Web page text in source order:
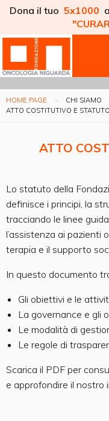
Dona il tuo 5x1000
HOME PAGE CHI SIAMO
ATTO COSTITUTIVO E STATUTO
ATTO
Lo statuto della
definisce i principi, la
tracciando le linee
l’assistenza ai pazienti
terapia e il supporto
In questo documento
Gli obiettivi e le
La governance e gli
Le modalità di
Le regole di
Scarica il PDF per
e approfondire il nostro